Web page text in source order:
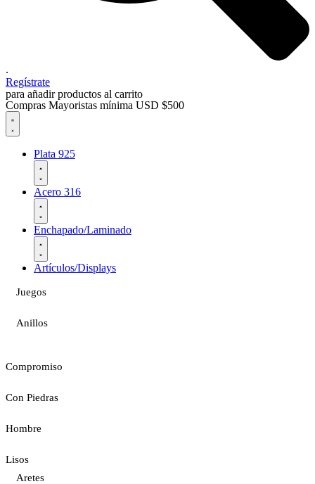
.
Regístrate
para añadir productos al carrito
Compras Mayoristas mínima USD $500
Plata 925
Acero 316
Enchapado/Laminado
Artículos/Displays
Juegos
Anillos
Compromiso
Con Piedras
Hombre
Lisos
Aretes